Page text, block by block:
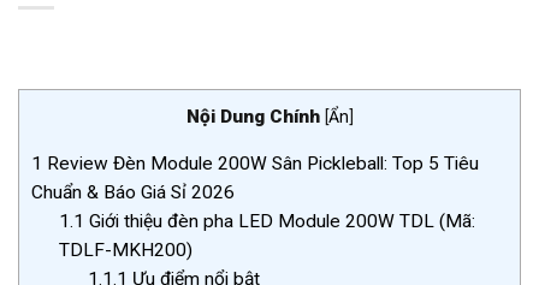
Nội Dung Chính [Ẩn]
1 Review Đèn Module 200W Sân Pickleball: Top 5 Tiêu
Chuẩn & Báo Giá Sỉ 2026
1.1 Giới thiệu đèn pha LED Module 200W TDL (Mã:
TDLF-MKH200)
1.1.1 Ưu điểm nổi bật